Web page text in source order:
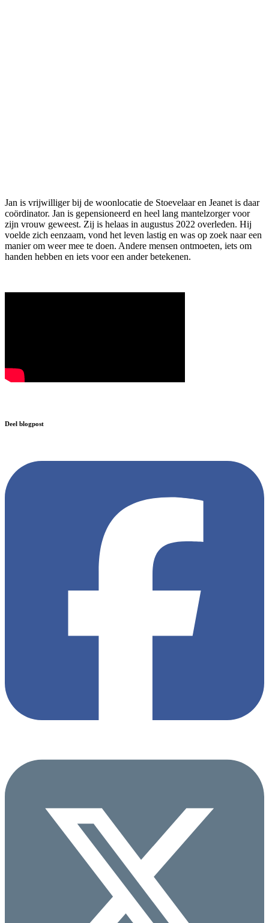
Jan is vrijwilliger bij de woonlocatie de Stoevelaar en Jeanet is daar
coördinator. Jan is gepensioneerd en heel lang mantelzorger voor
zijn vrouw geweest. Zij is helaas in augustus 2022 overleden. Hij
voelde zich eenzaam, vond het leven lastig en was op zoek naar een
manier om weer mee te doen. Andere mensen ontmoeten, iets om
handen hebben en iets voor een ander betekenen.
Deel blogpost